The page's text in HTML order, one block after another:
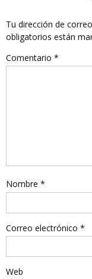
Tu dirección de
obligatorios están
Comentario *
Nombre *
Correo electrónico *
Web